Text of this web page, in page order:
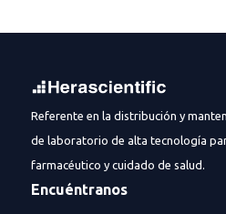
Referente en la distribución y
de laboratorio de alta tecnología
farmacéutico y cuidado de salud.
Encuéntranos